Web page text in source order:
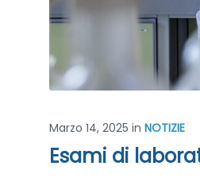
Marzo 14, 2025 in NOTIZIE
Esami di